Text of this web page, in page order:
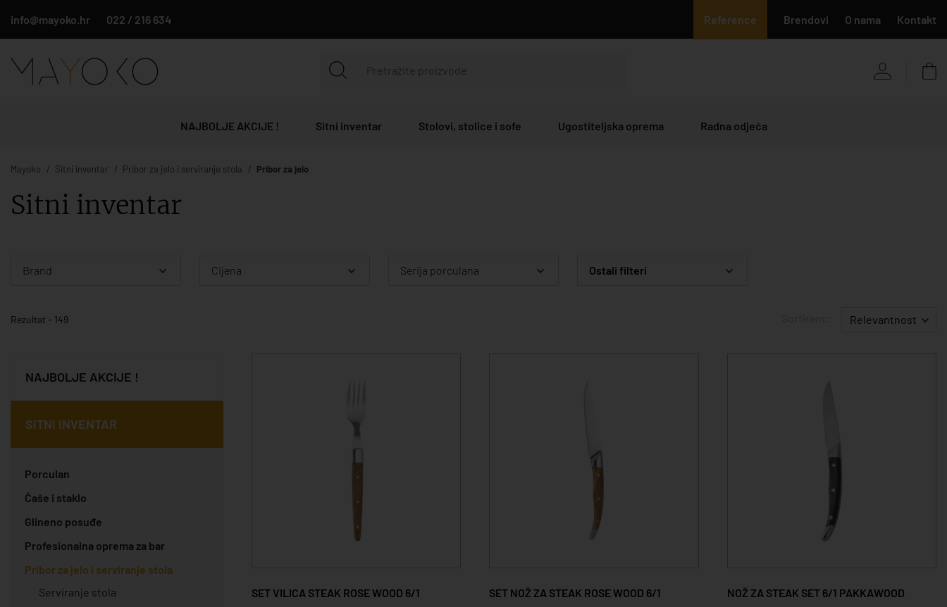
info@mayoko.hr 022 / 216 634 Reference Brendovi O nama Kontakt
NAJBOLJE AKCIJE ! Sitni inventar Stolovi, stolice i sofe Ugostiteljska oprema Radna odjeća
Mayoko Sitni inventar Pribor za jelo i serviranje stola Pribor za jelo
Sitni inventar
Brand Cijena Serija porculana Ostali filteri
Rezultat - 149 Relevantnost
NAJBOLJE AKCIJE !
SITNI INVENTAR
Porculan
Čaše i staklo
Glineno posuđe
Profesionalna oprema za bar
Pribor za jelo i serviranje stola
Serviranje stola
SET VILICA STEAK ROSE WOOD 6/1
SET NOŽ ZA STEAK ROSE WOOD 6/1
NOŽ ZA STEAK SET 6/1 PAKKAWOOD